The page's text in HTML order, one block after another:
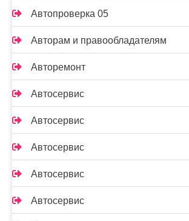
Автопроверка 05
Авторам и правообладателям
Авторемонт
Автосервис
Автосервис
Автосервис
Автосервис
Автосервис